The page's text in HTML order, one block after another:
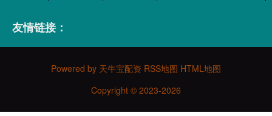
友情链接：
Powered by 天牛宝配资 RSS地图 HTML地图
Copyright © 2023-2026